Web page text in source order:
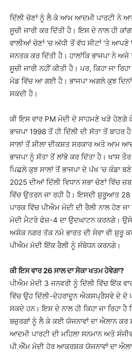
ਦਿੱਲੀ ਚੋਣਾਂ ਨੂੰ ਲੈ ਕੇ ਆਮ ਆਦਮੀ ਪਾਰਟੀ ਨੇ
ਸੂਚੀ ਜਾਰੀ ਕਰ ਦਿੱਤੀ ਹੈ। ਇਸ ਦੇ ਨਾਲ ਹੀ
ਵਾਲੀਆਂ ਚੋਣਾਂ ‘ਚ ਅੱਧੀ ਤੋਂ ਵੱਧ ਸੀਟਾਂ ‘ਤੇ ਆਪਣੇ
ਜਨਤਕ ਕਰ ਦਿੱਤੀ ਹੈ। ਹਾਲਾਂਕਿ ਭਾਜਪਾ ਨੇ
ਸੂਚੀ ਜਾਰੀ ਨਹੀਂ ਕੀਤੀ ਹੈ। ਪਰ, ਕਿਹਾ ਜਾ
ਮੋਡ ਵਿੱਚ ਆ ਗਈ ਹੈ। ਭਾਜਪਾ ਅਗਲੇ ਕੁਝ ਦਿਨਾਂ
ਸਕਦੀ ਹੈ।
ਕੀ ਇਸ ਵਾਰ PM ਮੋਦੀ ਦੇ ਸਾਹਮਣੇ ਖੜੇ ਹੋਣਗੇ
ਭਾਜਪਾ 1998 ਤੋਂ ਹੀ ਦਿੱਲੀ ਦੀ ਸੱਤਾ ਤੋਂ ਬਾਹਰ
ਸਾਲਾਂ ਤੋਂ ਸ਼ੀਲਾ ਦੀਕਸ਼ਤ ਸਰਕਾਰ ਅਤੇ ਆਮ
ਭਾਜਪਾ ਨੂੰ ਸੱਤਾ ਤੋਂ ਲਾਂਭੇ ਕਰ ਦਿੱਤਾ ਹੈ। ਖਾਸ
ਪਿਛਲੇ ਕੁਝ ਸਾਲਾਂ ਤੋਂ ਭਾਜਪਾ ਦੇ ਪੱਖ ‘ਚ ਕੰਡਾ
2025 ਦੀਆਂ ਦਿੱਲੀ ਵਿਧਾਨ ਸਭਾ ਚੋਣਾਂ ਵਿੱਚ
ਵਿੱਚ ਉਤਰਨ ਜਾ ਰਹੀ ਹੈ। ਇਸਦੀ ਸ਼ੁਰੂਆਤ 28
ਪਾਰਕ ਵਿੱਚ ਪੀਐਮ ਮੋਦੀ ਦੀ ਰੈਲੀ ਨਾਲ ਹੋਣ
ਮੋਦੀ ਮੈਟਰੋ ਫੇਜ਼-4 ਦਾ ਉਦਘਾਟਨ ਕਰਨਗੇ।
ਅਸ਼ੋਕ ਨਗਰ ਤੱਕ ਨਮੋ ਭਾਰਤ ਦੀ ਸੇਵਾ ਵੀ ਸ਼ੁਰੂ
ਪੀਐਮ ਮੋਦੀ ਇੱਕ ਰੈਲੀ ਨੂੰ ਸੰਬੋਧਨ ਕਰਨਗੇ।
ਕੀ ਇਸ ਵਾਰ 26 ਸਾਲ ਦਾ ਸੋਕਾ ਖਤਮ ਹੋਵੇਗਾ?
ਪੀਐਮ ਮੋਦੀ 3 ਜਨਵਰੀ ਨੂੰ ਦਿੱਲੀ ਵਿੱਚ ਇੱਕ
ਵਿੱਚ ਉਹ ਦਿੱਲੀ-ਦੇਹਰਾਦੂਨ ਐਕਸਪ੍ਰੈਸਵੇ ਦੇ ਦੋ
ਸਕਦੇ ਹਨ। ਇਸ ਦੇ ਨਾਲ ਹੀ ਕਿਹਾ ਜਾ ਰਿਹਾ
ਬਜ਼ੁਰਗਾਂ ਨੂੰ ਲੈ ਕੇ ਕਈ ਯੋਜਨਾਵਾਂ ਦਾ ਐਲਾਨ
ਆਦਮੀ ਪਾਰਟੀ ਦੀ ਮਹਿਲਾ ਸਨਮਾਨ ਅਤੇ
ਪੀ.ਐੱਮ ਮੋਦੀ ਹੋਰ ਆਕਰਸ਼ਕ ਯੋਜਨਾਵਾਂ ਦਾ